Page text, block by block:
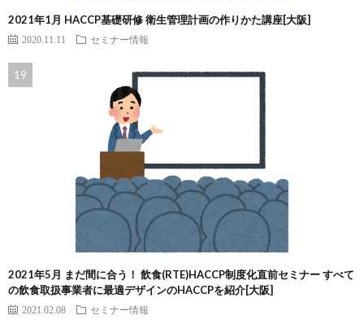
2021年1月 HACCP基礎研修 衛生管理計画の作りかた講座[大阪]
2020.11.11 セミナー情報
2021年5月 まだ間に合う！ 飲食(RTE)HACCP制度化直前セミナー すべて
の飲食取扱事業者に最適デザインのHACCPを紹介[大阪]
2021.02.08 セミナー情報